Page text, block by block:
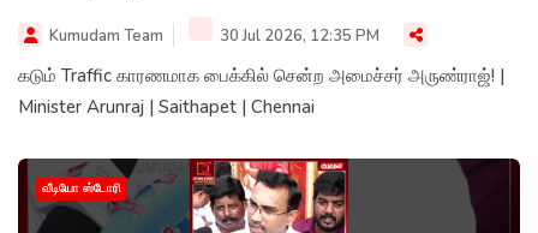
Kumudam Team 30 Jul 2026, 12:35 PM
கடும் Traffic காரணமாக பைக்கில் சென்ற அமைச்சர் அருண்ராஜ்! |
Minister Arunraj | Saithapet | Chennai
வீடியோ ஸ்டோரி